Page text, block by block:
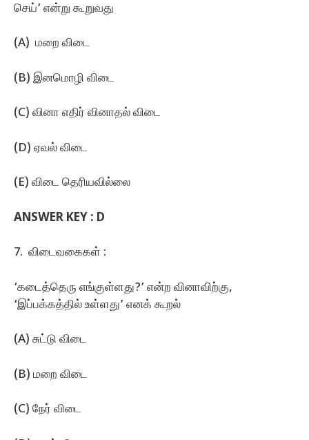
செய்‌’ என்று கூறுவது
(A) மறை விடை
(B) இனமொழி விடை
(C) வினா எதிர்‌ வினாதல்‌ விடை
(D) ஏவல் விடை
(E) விடை தெரியவில்லை
ANSWER KEY : D
7. விடைவகைகள்‌ :
‘கடைத்தெரு எங்குள்ளது?’ என்ற வினாவிற்கு,
‘இப்பக்கத்தில்‌ உள்ளது’ எனக்‌ கூறல்‌
(A) சுட்டு விடை
(B) மறை விடை
(C) நேர் விடை